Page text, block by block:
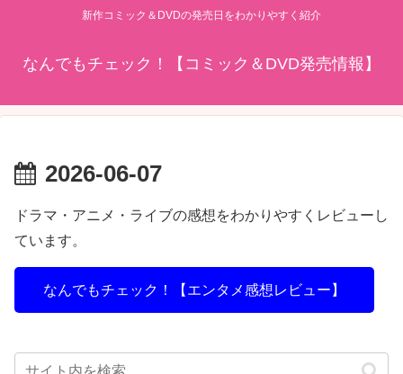
新作コミック＆DVDの発売日をわかりやすく紹介
なんでもチェック！【コミック＆DVD発売情報】
2026-06-07
ドラマ・アニメ・ライブの感想をわかりやすくレビューし
ています。
なんでもチェック！【エンタメ感想レビュー】